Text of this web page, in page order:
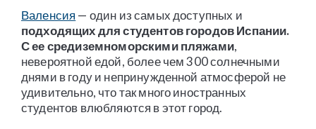
Валенсия — один из самых доступных и
подходящих для студентов городов Испании.
С ее средиземноморскими пляжами,
невероятной едой, более чем 300 солнечными
днями в году и непринужденной атмосферой не
удивительно, что так много иностранных
студентов влюбляются в этот город.